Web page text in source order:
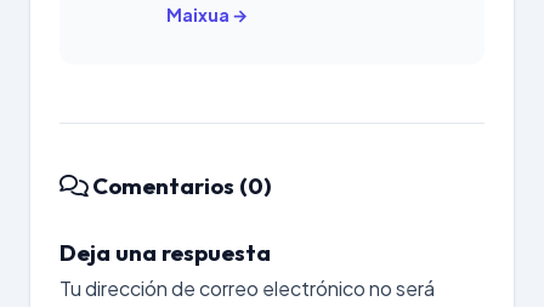
Maixua →
Comentarios (0)
Deja una respuesta
Tu dirección de correo electrónico no será